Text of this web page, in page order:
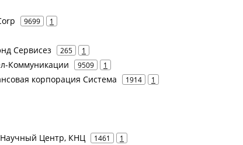
9699 1
Сервисез 265 1
Коммуникации 9509 1
корпорация Система 1914 1
Центр, КНЦ 1461 1